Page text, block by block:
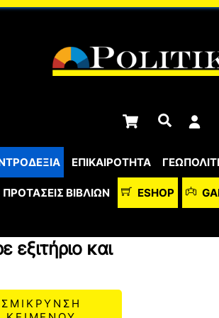
Cart
ΕΠΙΚΑΙΡΟΤΗΤΑ
ΠΡΟΤΆΣΕΙΣ ΒΙΒΛΊΩΝ ESHOP
και
ΣΜΙΚΡΥΝΣΗ